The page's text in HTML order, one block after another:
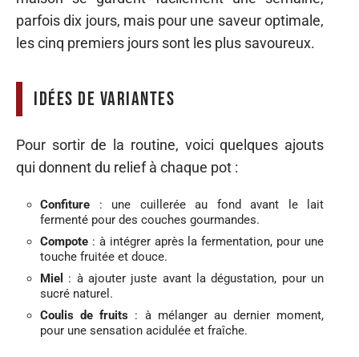
parfois dix jours, mais pour une saveur optimale,
les cinq premiers jours sont les plus savoureux.
Idées de variantes
Pour sortir de la routine, voici quelques ajouts
qui donnent du relief à chaque pot :
Confiture : une cuillerée au fond avant le lait
fermenté pour des couches gourmandes.
Compote : à intégrer après la fermentation, pour une
touche fruitée et douce.
Miel
: à ajouter juste avant la dégustation, pour un
sucré naturel.
Coulis de fruits : à mélanger au dernier moment,
pour une sensation acidulée et fraîche.